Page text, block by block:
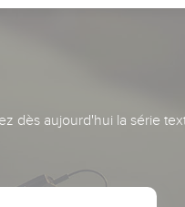
dès aujourd'hui la série